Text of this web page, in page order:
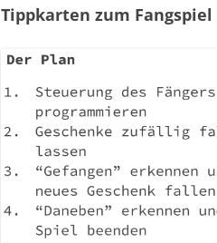
Tippkarten zum Fangspiel